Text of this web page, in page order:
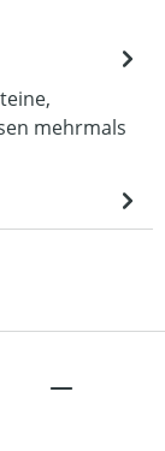
mehrmals